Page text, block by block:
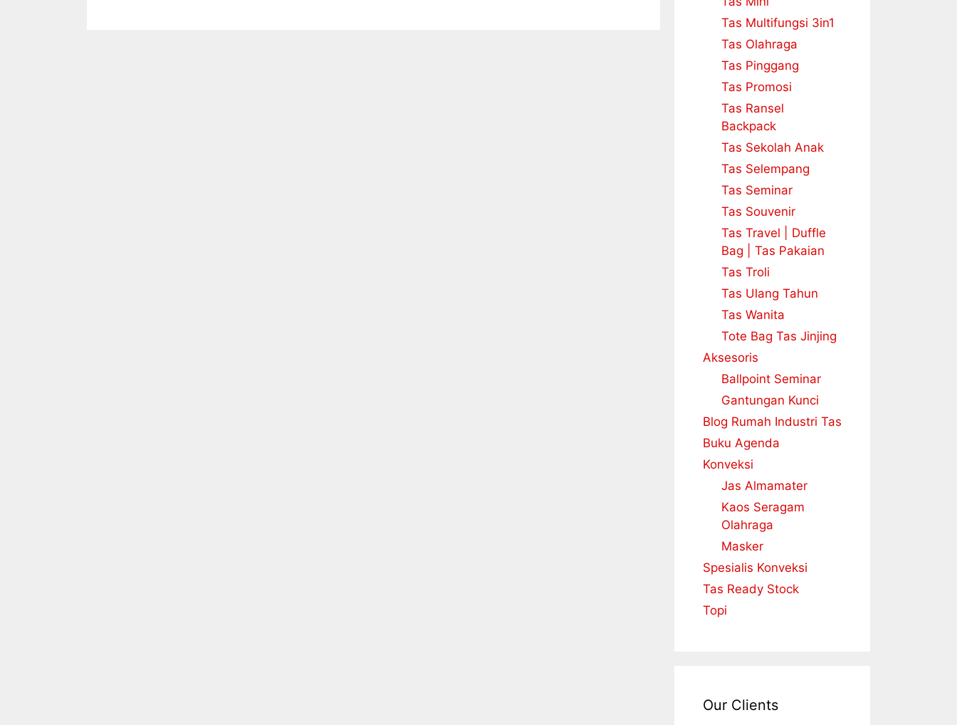
Tas Multifungsi 3in1
Tas Olahraga
Tas Pinggang
Tas Promosi
Tas Ransel
Backpack
Tas Sekolah Anak
Tas Selempang
Tas Seminar
Tas Souvenir
Tas Travel | Duffle
Bag | Tas Pakaian
Tas Troli
Tas Ulang Tahun
Tas Wanita
Tote Bag Tas Jinjing
Aksesoris
Ballpoint Seminar
Gantungan Kunci
Blog Rumah Industri Tas
Buku Agenda
Konveksi
Jas Almamater
Kaos Seragam
Olahraga
Masker
Spesialis Konveksi
Tas Ready Stock
Topi
Our Clients